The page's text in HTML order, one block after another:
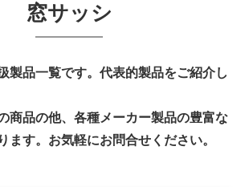
窓サッシ
製品一覧です。代表的製品をご紹介し
商品の他、各種メーカー製品の豊富な
ます。お気軽にお問合せください。